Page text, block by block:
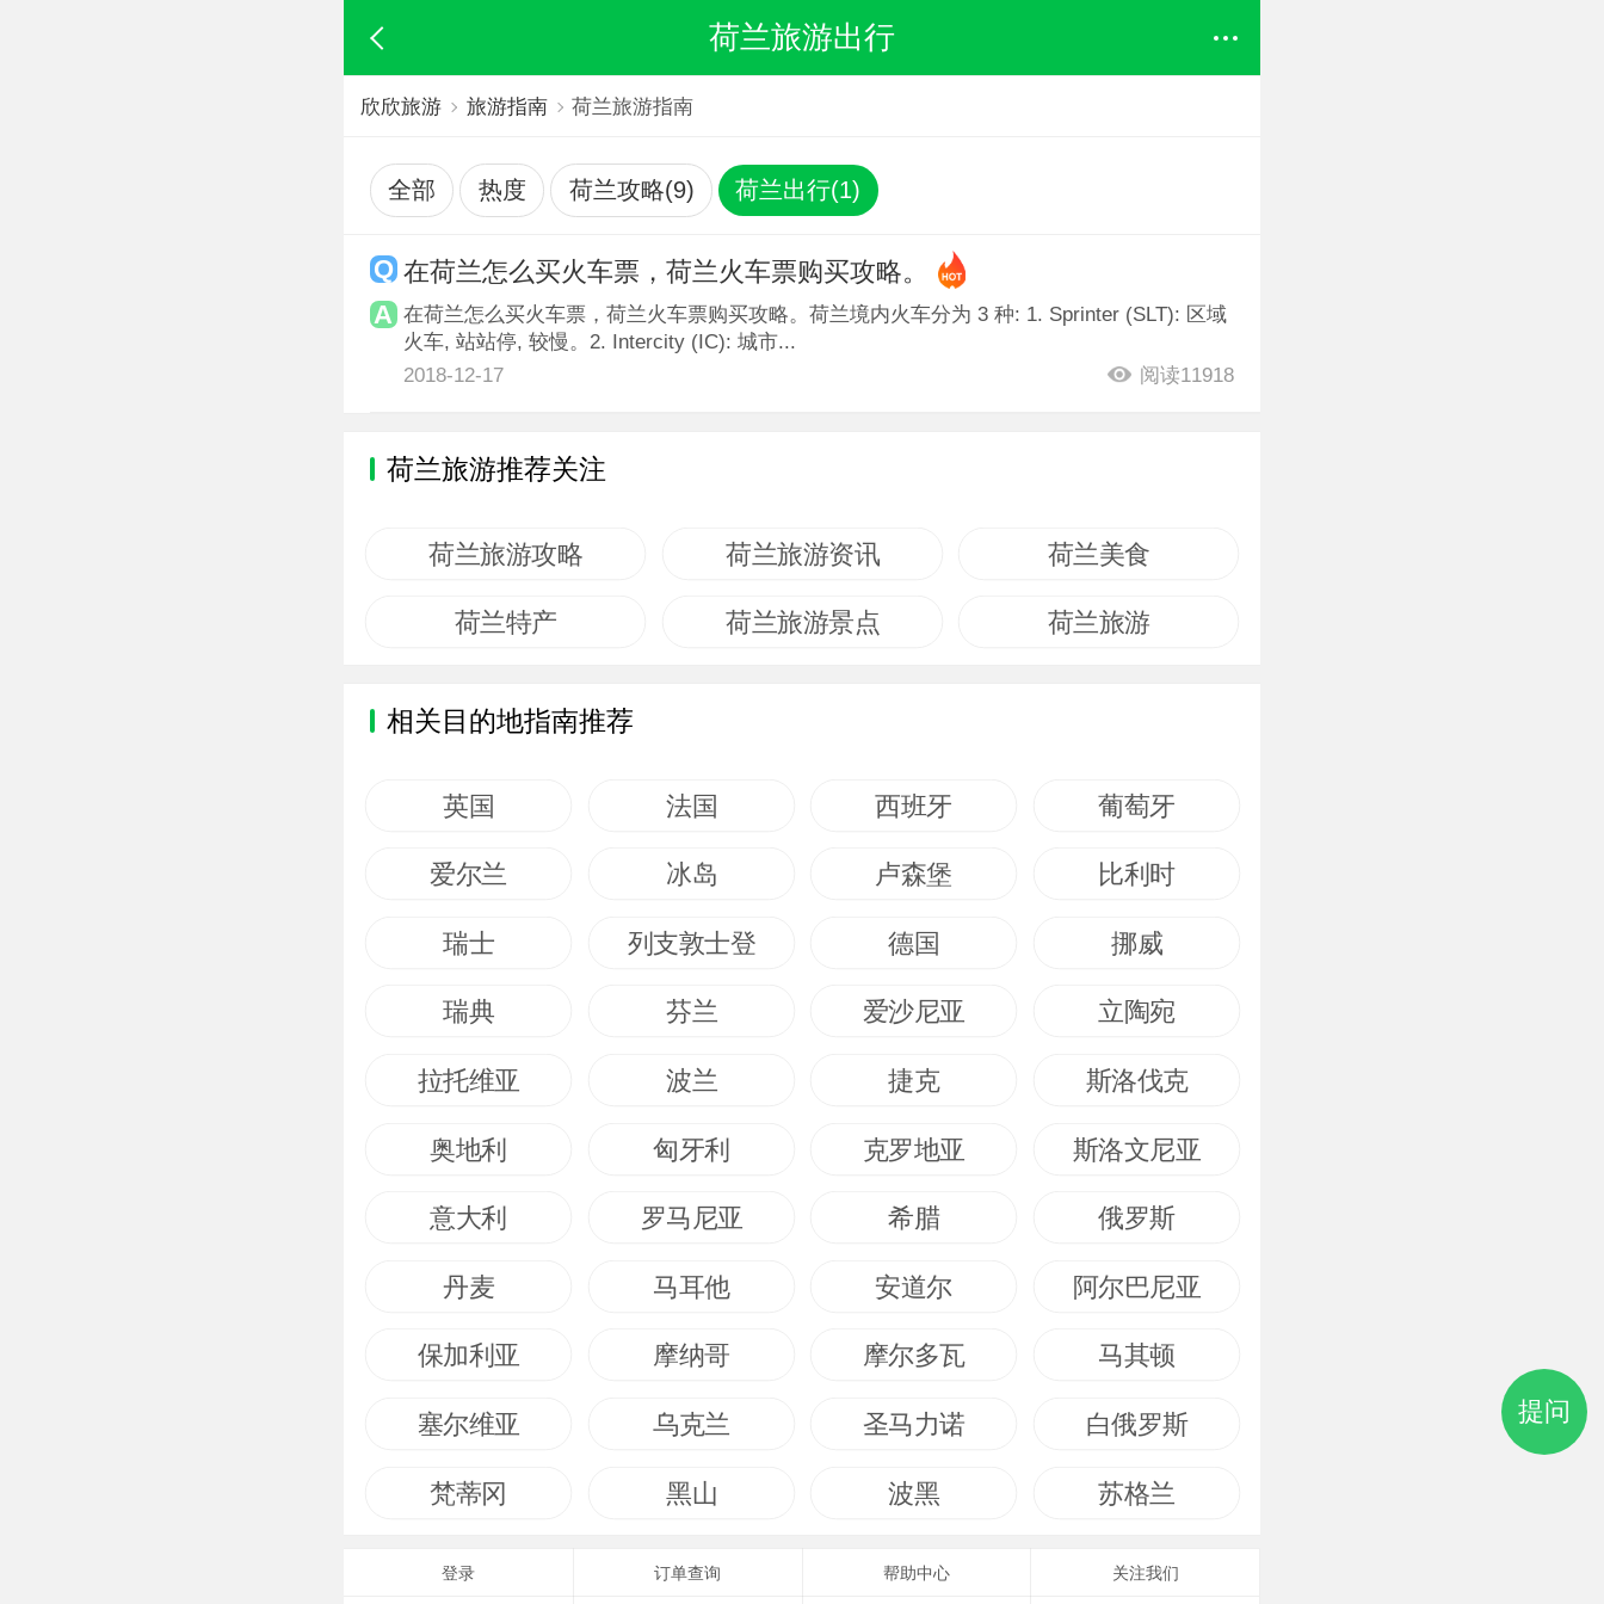
荷兰旅游出行
欣欣旅游 旅游指南 荷兰旅游指南
全部 热度 荷兰攻略(9) 荷兰出行(1)
在荷兰怎么买火车票，荷兰火车票购买攻略。
在荷兰怎么买火车票，荷兰火车票购买攻略。荷兰境内火车分为 3 种: 1. Sprinter (SLT): 区域
火车, 站站停, 较慢。2. Intercity (IC): 城市...
2018-12-17
阅读11918
荷兰旅游推荐关注
荷兰旅游攻略 荷兰旅游资讯 荷兰美食
荷兰特产 荷兰旅游景点 荷兰旅游
相关目的地指南推荐
英国 法国 西班牙 葡萄牙
爱尔兰 冰岛 卢森堡 比利时
瑞士 列支敦士登 德国 挪威
瑞典 芬兰 爱沙尼亚 立陶宛
拉托维亚 波兰 捷克 斯洛伐克
奥地利 匈牙利 克罗地亚 斯洛文尼亚
意大利 罗马尼亚 希腊 俄罗斯
丹麦 马耳他 安道尔 阿尔巴尼亚
保加利亚 摩纳哥 摩尔多瓦 马其顿
塞尔维亚 乌克兰 圣马力诺 白俄罗斯
梵蒂冈 黑山 波黑 苏格兰
提问
登录 订单查询 帮助中心 关注我们